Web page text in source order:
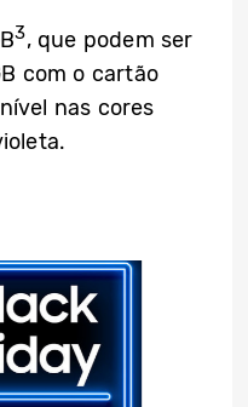
3, que podem ser
com o cartão
nas cores